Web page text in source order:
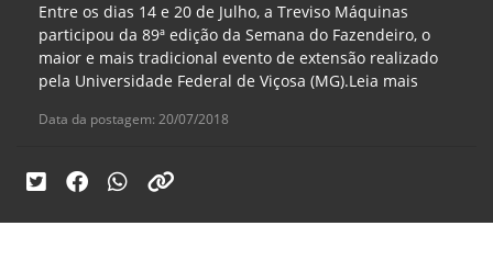
Entre os dias 14 e 20 de Julho, a Treviso Máquinas
participou da 89ª edição da Semana do Fazendeiro, o
maior e mais tradicional evento de extensão realizado
pela Universidade Federal de Viçosa (MG).Leia mais
Data da postagem: 20/07/2018